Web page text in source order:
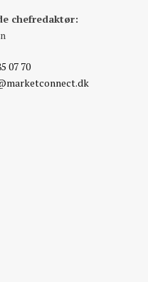
chefredaktør:
07 70